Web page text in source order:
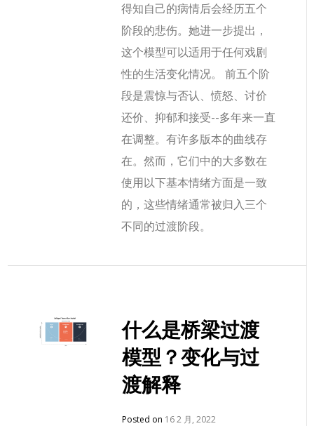
得知自己的病情后会经历五个
阶段的悲伤。她进一步提出，
这个模型可以适用于任何戏剧
性的生活变化情况。 前五个阶
段是震惊与否认、愤怒、讨价
还价、抑郁和接受--多年来一直
在调整。有许多版本的曲线存
在。然而，它们中的大多数在
使用以下基本情绪方面是一致
的，这些情绪通常被归入三个
不同的过渡阶段。
什么是桥梁过渡
模型？变化与过
渡解释
Posted on 16 2 月, 2022